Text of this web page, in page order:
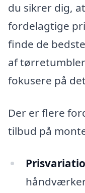
du sikrer dig,
fordelagtige
finde de
af tørretumbler
fokusere på
Der er flere
tilbud på